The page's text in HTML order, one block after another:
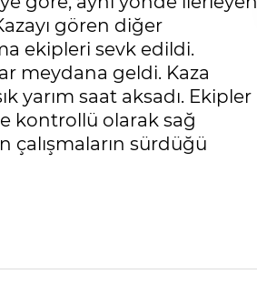
gören diğer
ekipleri sevk edildi.
meydana geldi. Kaza
yarım saat aksadı. Ekipler
kontrollü olarak sağ
çalışmaların sürdüğü